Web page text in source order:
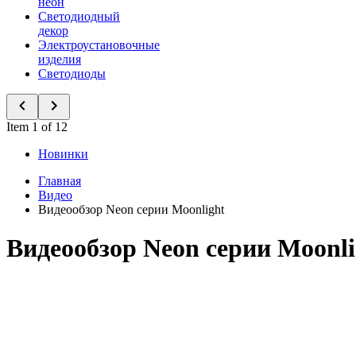
Светодиодный
декор
Электроустановочные
изделия
Светодиоды
Item 1 of 12
Новинки
Главная
Видео
Видеообзор Neon серии Moonlight
Видеообзор Neon серии